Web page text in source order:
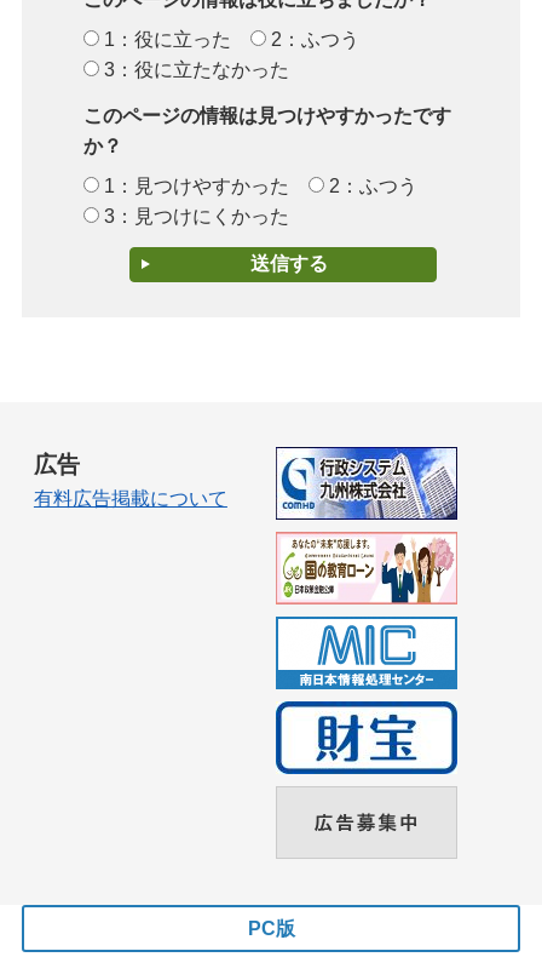
1：役に立った
2：ふつう
3：役に立たなかった
このページの情報は見つけやすかったです
か？
1：見つけやすかった
2：ふつう
3：見つけにくかった
広告
有料広告掲載について
PC版